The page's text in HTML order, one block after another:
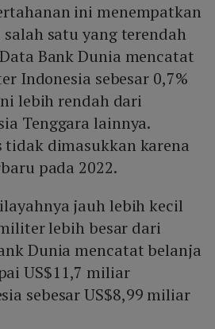
ini menempatkan
satu yang terendah
Bank Dunia mencatat
Indonesia sebesar 0,7%
lebih rendah dari
Tenggara lainnya.
tidak dimasukkan karena
pada 2022.
jauh lebih kecil
lebih besar dari
Dunia mencatat belanja
US$11,7 miliar
sebesar US$8,99 miliar